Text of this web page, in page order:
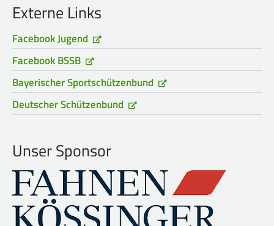
Externe Links
Facebook Jugend
Facebook BSSB
Bayerischer Sportschützenbund
Deutscher Schützenbund
Unser Sponsor